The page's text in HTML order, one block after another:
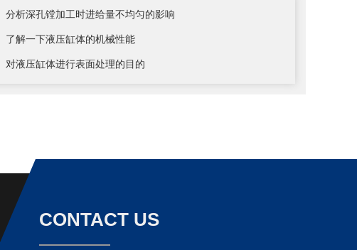
分析深孔镗加工时进给量不均匀的影响
了解一下液压缸体的机械性能
对液压缸体进行表面处理的目的
CONTACT US